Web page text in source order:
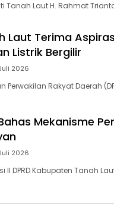
Tanah Laut H. Rahmat
Laut Terima
Listrik Bergilir
2026
Perwakilan Rakyat Daerah
Mekanisme
2026
II DPRD Kabupaten Tanah